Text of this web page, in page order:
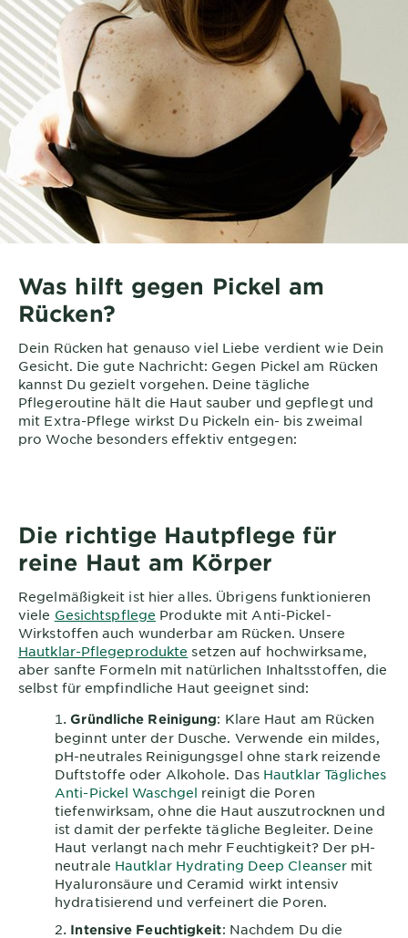
Was hilft gegen Pickel am
Rücken?
Dein Rücken hat genauso viel Liebe verdient wie Dein
Gesicht. Die gute Nachricht: Gegen Pickel am Rücken
kannst Du gezielt vorgehen. Deine tägliche
Pflegeroutine hält die Haut sauber und gepflegt und
mit Extra-Pflege wirkst Du Pickeln ein- bis zweimal
pro Woche besonders effektiv entgegen:
Die richtige Hautpflege für
reine Haut am Körper
Regelmäßigkeit ist hier alles. Übrigens funktionieren
viele Gesichtspflege Produkte mit Anti-Pickel-
Wirkstoffen auch wunderbar am Rücken. Unsere
Hautklar-Pflegeprodukte setzen auf hochwirksame,
aber sanfte Formeln mit natürlichen Inhaltsstoffen, die
selbst für empfindliche Haut geeignet sind:
Gründliche Reinigung: Klare Haut am Rücken
beginnt unter der Dusche. Verwende ein mildes,
pH-neutrales Reinigungsgel ohne stark reizende
Duftstoffe oder Alkohole. Das Hautklar Tägliches
Anti-Pickel Waschgel reinigt die Poren
tiefenwirksam, ohne die Haut auszutrocknen und
ist damit der perfekte tägliche Begleiter. Deine
Haut verlangt nach mehr Feuchtigkeit? Der pH-
neutrale Hautklar Hydrating Deep Cleanser mit
Hyaluronsäure und Ceramid wirkt intensiv
hydratisierend und verfeinert die Poren.
Intensive Feuchtigkeit: Nachdem Du die